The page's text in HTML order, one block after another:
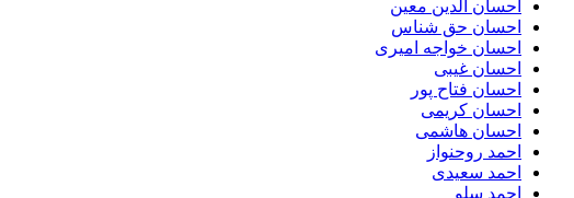
احسان الدین معین
احسان حق شناس
احسان خواجه امیری
احسان غیبی
احسان فتاح پور
احسان کریمی
احسان هاشمی
احمد روحنواز
احمد سعیدی
احمد سلو